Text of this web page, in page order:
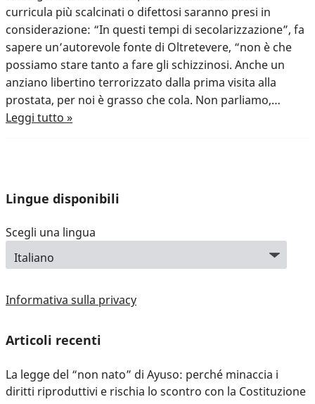
curricula più scalcinati o difettosi saranno presi in
considerazione: “In questi tempi di secolarizzazione”, fa
sapere un’autorevole fonte di Oltretevere, “non è che
possiamo stare tanto a fare gli schizzinosi. Anche un
anziano libertino terrorizzato dalla prima visita alla
prostata, per noi è grasso che cola. Non parliamo,…
Leggi tutto »
Lingue disponibili
Scegli una lingua
Informativa sulla privacy
Articoli recenti
La legge del “non nato” di Ayuso: perché minaccia i
diritti riproduttivi e rischia lo scontro con la Costituzione